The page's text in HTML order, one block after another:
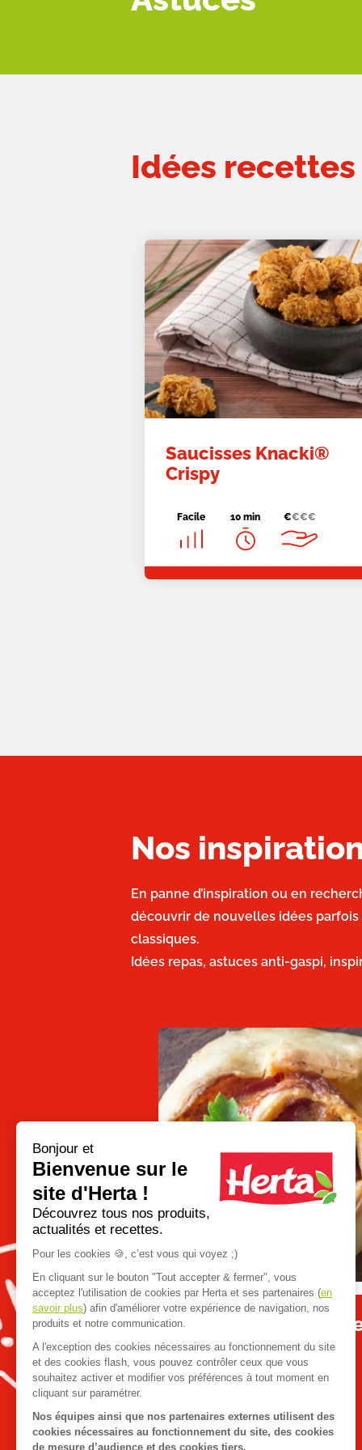
Idées recettes
Saucisses Knacki®
Crispy
Facile 10 min €€€€
Nos
En panne d’inspiration ou en
découvrir de nouvelles idées
classiques.
Idées repas, astuces anti-gaspi,
Go
to
previous
slide
Apéro dînatoire :
Bonjour et
Bienvenue sur le
site d'Herta !
Découvrez tous nos produits,
actualités et recettes.
Pour les cookies 🍪, c’est vous qui voyez ;)
En cliquant sur le bouton "Tout accepter & fermer", vous
acceptez l'utilisation de cookies par Herta et ses partenaires (en
savoir plus) afin d'améliorer votre expérience de navigation, nos
produits et notre communication.
A l'exception des cookies nécessaires au fonctionnement du site
et des cookies flash, vous pouvez contrôler ceux que vous
souhaitez activer et modifier vos préférences à tout moment en
cliquant sur paramétrer.
Nos équipes ainsi que nos partenaires externes utilisent des
cookies nécessaires au fonctionnement du site, des cookies
de mesure d’audience et des cookies tiers.